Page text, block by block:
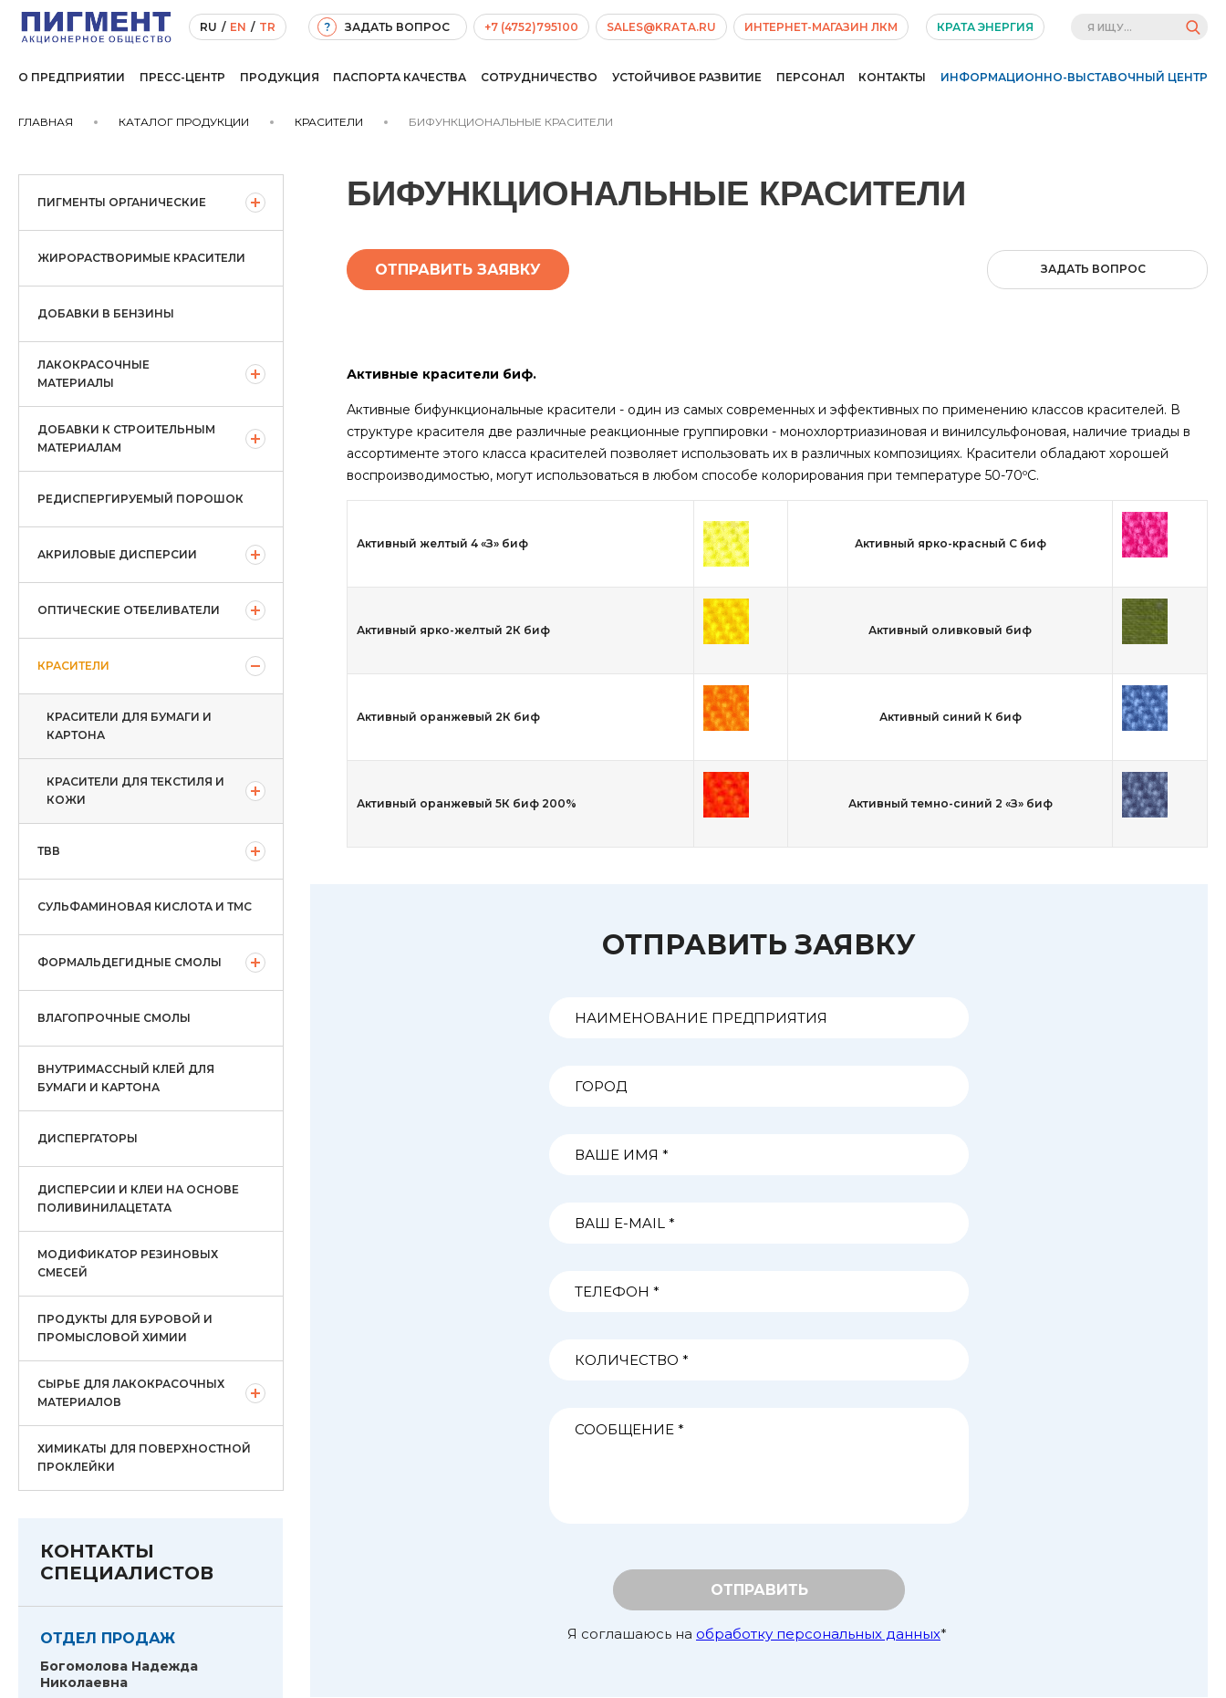
RU / EN / TR ? ЗАДАТЬ ВОПРОС +7 (4752)795100 SALES@KRATA.RU ИНТЕРНЕТ-МАГАЗИН ЛКМ КРАТА ЭНЕРГИЯ
О ПРЕДПРИЯТИИ ПРЕСС-ЦЕНТР ПРОДУКЦИЯ ПАСПОРТА КАЧЕСТВА СОТРУДНИЧЕСТВО УСТОЙЧИВОЕ РАЗВИТИЕ ПЕРСОНАЛ КОНТАКТЫ ИНФОРМАЦИОННО-ВЫСТАВОЧНЫЙ ЦЕНТР
ГЛАВНАЯ КАТАЛОГ ПРОДУКЦИИ КРАСИТЕЛИ БИФУНКЦИОНАЛЬНЫЕ КРАСИТЕЛИ
ПИГМЕНТЫ ОРГАНИЧЕСКИЕ
ЖИРОРАСТВОРИМЫЕ КРАСИТЕЛИ
ДОБАВКИ В БЕНЗИНЫ
ЛАКОКРАСОЧНЫЕ
МАТЕРИАЛЫ
ДОБАВКИ К СТРОИТЕЛЬНЫМ
МАТЕРИАЛАМ
РЕДИСПЕРГИРУЕМЫЙ ПОРОШОК
АКРИЛОВЫЕ ДИСПЕРСИИ
ОПТИЧЕСКИЕ ОТБЕЛИВАТЕЛИ
КРАСИТЕЛИ
КРАСИТЕЛИ ДЛЯ БУМАГИ И
КАРТОНА
КРАСИТЕЛИ ДЛЯ ТЕКСТИЛЯ И
КОЖИ
ТВВ
СУЛЬФАМИНОВАЯ КИСЛОТА И ТМС
ФОРМАЛЬДЕГИДНЫЕ СМОЛЫ
ВЛАГОПРОЧНЫЕ СМОЛЫ
ВНУТРИМАССНЫЙ КЛЕЙ ДЛЯ
БУМАГИ И КАРТОНА
ДИСПЕРГАТОРЫ
ДИСПЕРСИИ И КЛЕИ НА ОСНОВЕ
ПОЛИВИНИЛАЦЕТАТА
МОДИФИКАТОР РЕЗИНОВЫХ
СМЕСЕЙ
ПРОДУКТЫ ДЛЯ БУРОВОЙ И
ПРОМЫСЛОВОЙ ХИМИИ
СЫРЬЕ ДЛЯ ЛАКОКРАСОЧНЫХ
МАТЕРИАЛОВ
ХИМИКАТЫ ДЛЯ ПОВЕРХНОСТНОЙ
ПРОКЛЕЙКИ
КОНТАКТЫ
СПЕЦИАЛИСТОВ
ОТДЕЛ ПРОДАЖ
Богомолова Надежда
Николаевна
БИФУНКЦИОНАЛЬНЫЕ КРАСИТЕЛИ
ОТПРАВИТЬ ЗАЯВКУ ЗАДАТЬ ВОПРОС
Активные красители биф.
Активные бифункциональные красители - один из самых современных и эффективных по применению классов красителей. В
структуре красителя две различные реакционные группировки - монохлортриазиновая и винилсульфоновая, наличие триады в
ассортименте этого класса красителей позволяет использовать их в различных композициях. Красители обладают хорошей
воспроизводимостью, могут использоваться в любом способе колорирования при температуре 50-70ºС.
Активный желтый 4 «З» биф Активный ярко-красный С биф
Активный ярко-желтый 2К биф Активный оливковый биф
Активный оранжевый 2К биф Активный синий К биф
Активный оранжевый 5К биф 200% Активный темно-синий 2 «З» биф
ОТПРАВИТЬ ЗАЯВКУ
ОТПРАВИТЬ
Я соглашаюсь на обработку персональных данных*